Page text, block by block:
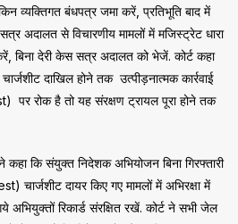
व्यक्तिगत बंधपत्र जमा करें, प्रतिभूति बाद में
अदालत से विचारणीय मामलों में मजिस्ट्रेट धारा
बिना देरी केस सत्र अदालत को भेजें. कोर्ट कहा
दाखिल होने तक उत्पीड़नात्मक कार्रवाई
पर रोक है तो यह संरक्षण ट्रायल पूरा होने तक
कहा कि संयुक्त निदेशक अभियोजन बिना गिरफ्तारी
चार्जशीट दायर किए गए मामलों में अभिरक्षा में
अभियुक्तों रिकार्ड संरक्षित रखें. कोर्ट ने सभी जेल